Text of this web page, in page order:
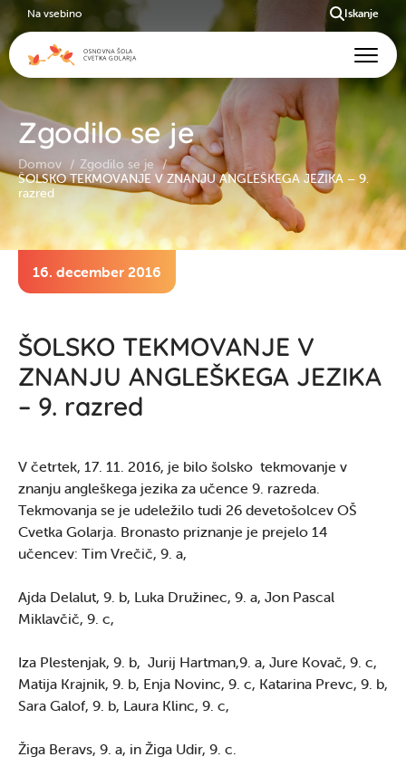
Zgodilo se je
Domov
Zgodilo se je
ŠOLSKO TEKMOVANJE V ZNANJU ANGLEŠKEGA JEZIKA – 9.
razred
16. december 2016
ŠOLSKO TEKMOVANJE V
ZNANJU ANGLEŠKEGA JEZIKA
– 9. razred
V četrtek, 17. 11. 2016, je bilo šolsko tekmovanje v
znanju angleškega jezika za učence 9. razreda.
Tekmovanja se je udeležilo tudi 26 devetošolcev OŠ
Cvetka Golarja. Bronasto priznanje je prejelo 14
učencev: Tim Vrečič, 9. a,
Ajda Delalut, 9. b, Luka Družinec, 9. a, Jon Pascal
Miklavčič, 9. c,
Iza Plestenjak, 9. b, Jurij Hartman,9. a, Jure Kovač, 9. c,
Matija Krajnik, 9. b, Enja Novinc, 9. c, Katarina Prevc, 9. b,
Sara Galof, 9. b, Laura Klinc, 9. c,
Žiga Beravs, 9. a, in Žiga Udir, 9. c.
Na vsebino Iskanje